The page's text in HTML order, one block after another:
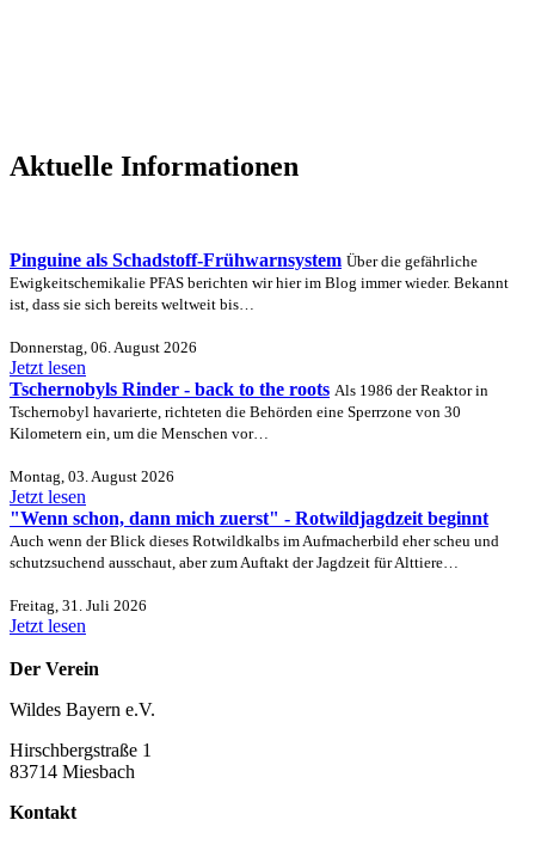
Aktuelle Informationen
Pinguine als Schadstoff-Frühwarnsystem Über die gefährliche
Ewigkeitschemikalie PFAS berichten wir hier im Blog immer wieder. Bekannt
ist, dass sie sich bereits weltweit bis…
Donnerstag, 06. August 2026
Jetzt lesen
Tschernobyls Rinder - back to the roots Als 1986 der Reaktor in
Tschernobyl havarierte, richteten die Behörden eine Sperrzone von 30
Kilometern ein, um die Menschen vor…
Montag, 03. August 2026
Jetzt lesen
"Wenn schon, dann mich zuerst" - Rotwildjagdzeit beginnt
Auch wenn der Blick dieses Rotwildkalbs im Aufmacherbild eher scheu und
schutzsuchend ausschaut, aber zum Auftakt der Jagdzeit für Alttiere…
Freitag, 31. Juli 2026
Jetzt lesen
Der Verein
Wildes Bayern e.V.
Hirschbergstraße 1
83714 Miesbach
Kontakt